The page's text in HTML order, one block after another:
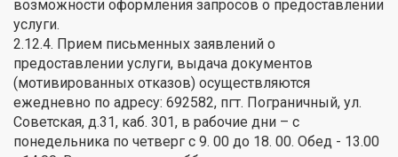
возможности оформления запросов о предоставлении
услуги.
2.12.4. Прием письменных заявлений о
предоставлении услуги, выдача документов
(мотивированных отказов) осуществляются
ежедневно по адресу: 692582, пгт. Пограничный, ул.
Советская, д.31, каб. 301, в рабочие дни – с
понедельника по четверг с 9. 00 до 18. 00. Обед - 13.00